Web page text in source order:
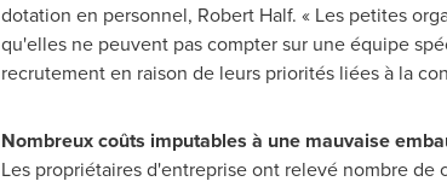
dotation en personnel, Robert Half. « Les petites
qu'elles ne peuvent pas compter sur une équipe
recrutement en raison de leurs priorités liées à la
Nombreux coûts imputables à une mauvaise
Les propriétaires d'entreprise ont relevé nombre